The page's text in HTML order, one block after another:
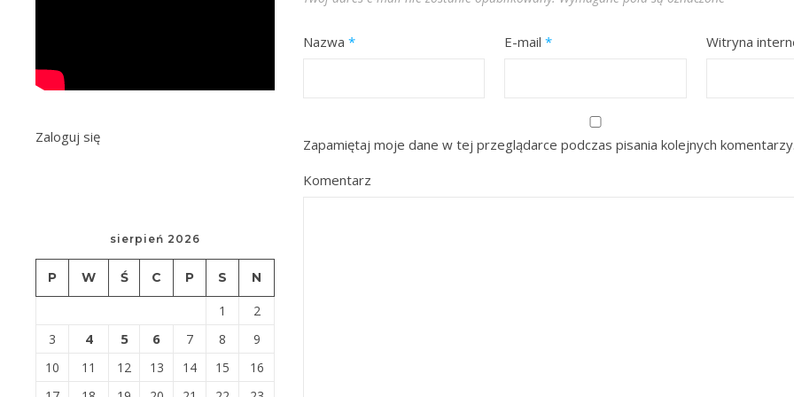
Zaloguj się
sierpień 2026
P W Ś C P S N
1
2
3
4 5 6 7 8
9
10
11 12 13 14 15
16
Nazwa * E-mail* Witryna
Zapamiętaj moje dane w tej przeglądarce podczas pisania kolejnych komentarzy.
Komentarz